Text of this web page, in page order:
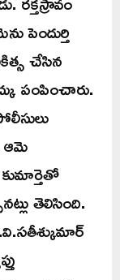
పెందుర్తి
చేసిన
పంపించారు.
తెలిసింది.